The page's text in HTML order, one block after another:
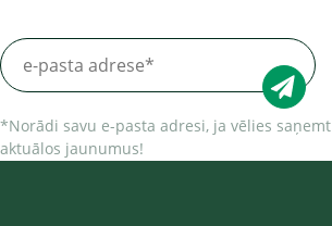
*Norādi savu e-pasta adresi, ja vēlies saņemt
aktuālos jaunumus!